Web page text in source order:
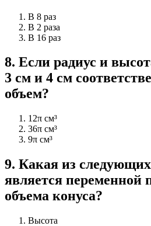
В 8 раз
В 2 раза
В 16 раз
8. Если радиус и
3 см и 4 см
объем?
12π см³
36π см³
9π см³
9. Какая из
является переменной
объема конуса?
Высота